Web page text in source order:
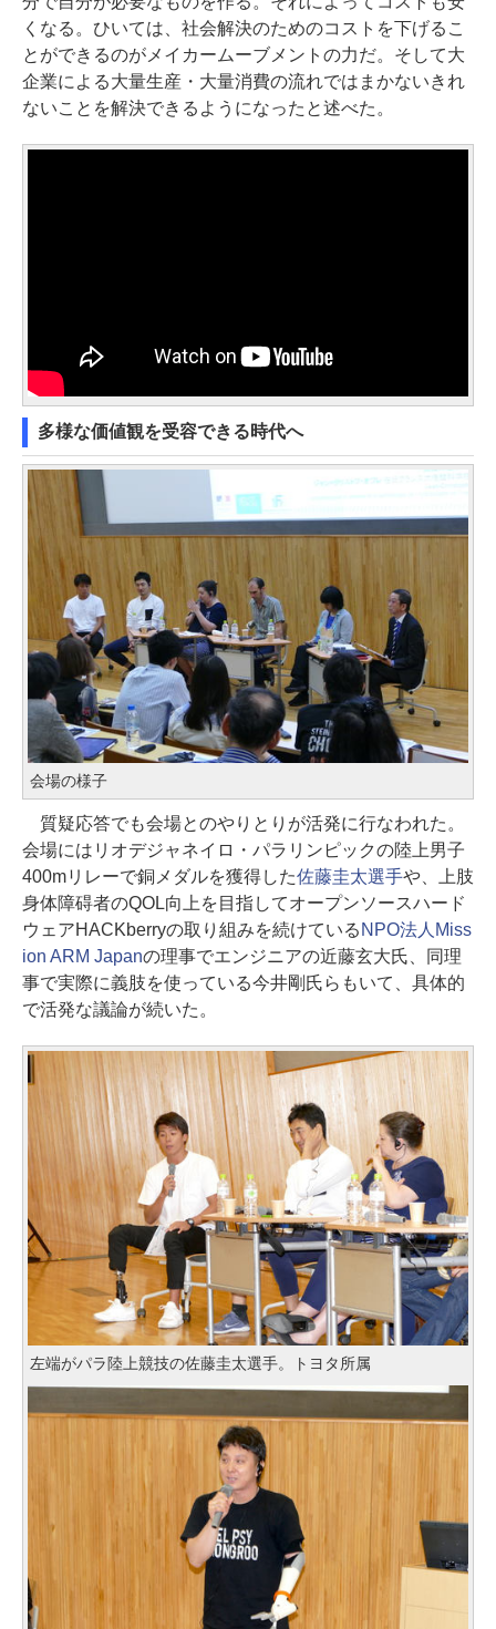
くなる。ひいては、社会解決のためのコストを下げるこ
とができるのがメイカームーブメントの力だ。そして大
企業による大量生産・大量消費の流れではまかないきれ
ないことを解決できるようになったと述べた。
多様な価値観を受容できる時代へ
会場の様子
質疑応答でも会場とのやりとりが活発に行なわれた。
会場にはリオデジャネイロ・パラリンピックの陸上男子
400mリレーで銅メダルを獲得した佐藤圭太選手や、上肢
身体障碍者のQOL向上を目指してオープンソースハード
ウェアHACKberryの取り組みを続けている NPO法人Miss
ion ARM Japanの理事でエンジニアの近藤玄大氏、同理
事で実際に義肢を使っている今井剛氏らもいて、具体的
で活発な議論が続いた。
左端がパラ陸上競技の佐藤圭太選手。トヨタ所属